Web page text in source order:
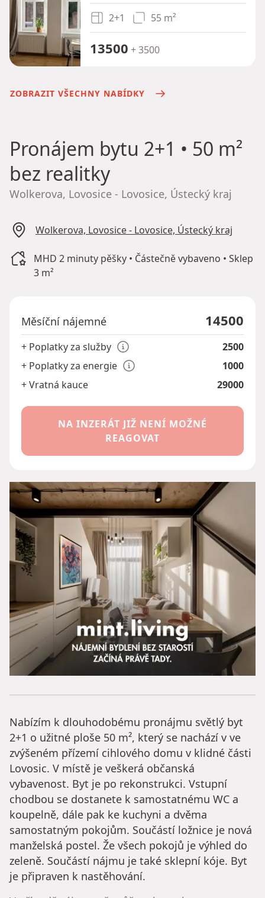
2+1 55 m²
13500 + 3500
ZOBRAZIT VŠECHNY NABÍDKY
Pronájem bytu 2+1 • 50 m²
bez realitky
Wolkerova, Lovosice - Lovosice, Ústecký kraj
Wolkerova, Lovosice - Lovosice, Ústecký kraj
MHD 2 minuty pěšky • Částečně vybaveno • Sklep
3 m²
Měsíční nájemné 14500
+ Poplatky za služby
2500
+ Poplatky za energie
1000
+ Vratná kauce
29000
NA INZERÁT JIŽ NENÍ MOŽNÉ
REAGOVAT
Nabízím k dlouhodobému pronájmu světlý byt
2+1 o užitné ploše 50 m², který se nachází v ve
zvýšeném přízemí cihlového domu v klidné části
Lovosic. V místě je veškerá občanská
vybavenost. Byt je po rekonstrukci. Vstupní
chodbou se dostanete k samostatnému WC a
koupelně, dále pak ke kuchyni a dvěma
samostatným pokojům. Součástí ložnice je nová
manželská postel. Že všech pokojů je výhled do
zeleně. Součástí nájmu je také sklepní kóje. Byt
je připraven k nastěhování.